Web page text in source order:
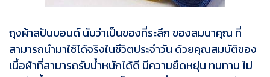
ถุงผ้าสปันบอนด์ นับว่าเป็นของที่ระลึก ของสมนาคุณ ที่
สามารถนำมาใช้ได้จริงในชีวิตประจำวัน ด้วยคุณสมบัติของ
เนื้อผ้าที่สามารถรับน้ำหนักได้ดี มีความยืดหยุ่น ทนทาน ไม่